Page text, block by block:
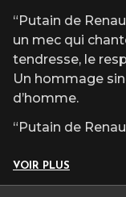
Les billets sont
vente, selon les
Nous remercions
soutien dans cette
La Production
“Putain de
un mec qui
tendresse, le
Un hommage
d’homme.
“Putain de
VOIR PLUS